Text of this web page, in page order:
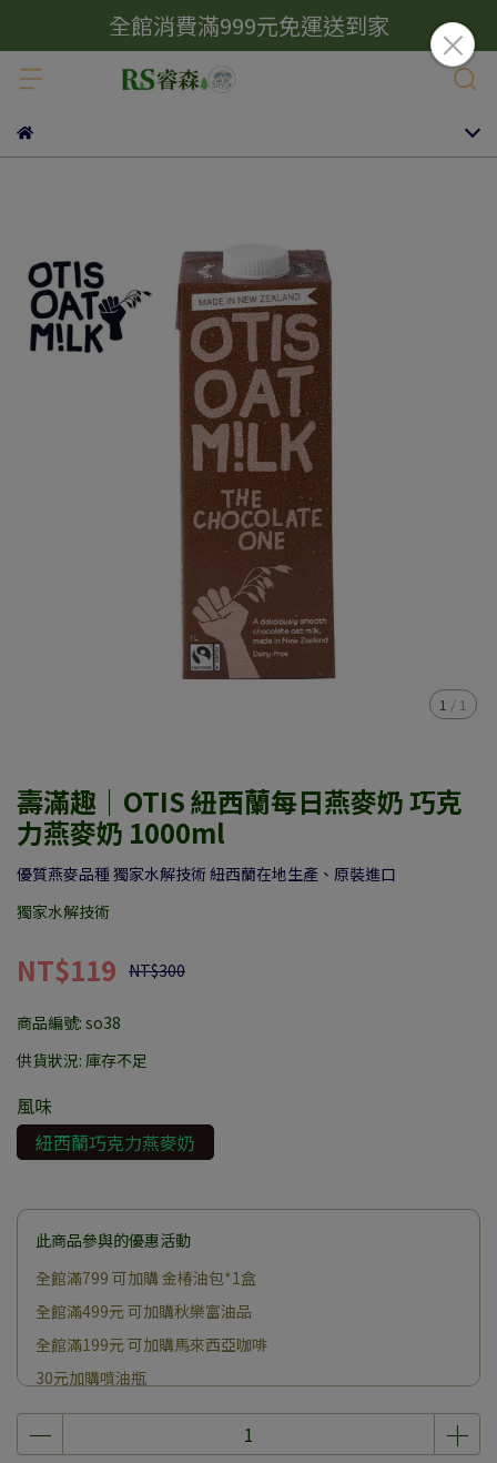
全館消費滿999元免運送到家
1 / 1
壽滿趣｜OTIS 紐西蘭每日燕麥奶 巧克
力燕麥奶 1000ml
優質燕麥品種 獨家水解技術 紐西蘭在地生產、原裝進口
獨家水解技術
NT$119 NT$300
商品編號: so38
供貨狀況: 庫存不足
風味
紐西蘭巧克力燕麥奶
此商品參與的優惠活動
全館滿799 可加購 金椿油包*1盒
全館滿499元 可加購秋樂富油品
全館滿199元 可加購馬來西亞咖啡
30元加購噴油瓶